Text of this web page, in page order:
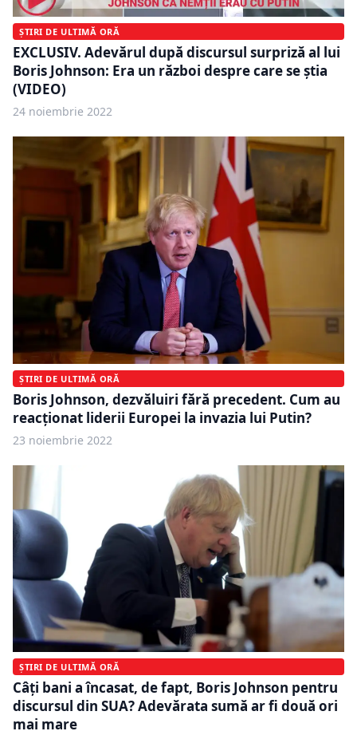
ȘTIRI DE ULTIMĂ ORĂ
EXCLUSIV. Adevărul după discursul surpriză al lui
Boris Johnson: Era un război despre care se știa
(VIDEO)
24 noiembrie 2022
ȘTIRI DE ULTIMĂ ORĂ
Boris Johnson, dezvăluiri fără precedent. Cum au
reacționat liderii Europei la invazia lui Putin?
23 noiembrie 2022
ȘTIRI DE ULTIMĂ ORĂ
Câți bani a încasat, de fapt, Boris Johnson pentru
discursul din SUA? Adevărata sumă ar fi două ori
mai mare